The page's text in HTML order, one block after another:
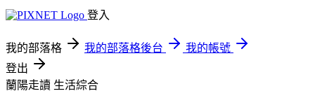
登入
我的部落格 我的部落格後台
我的帳號
登出
蘭陽走讀 生活綜合